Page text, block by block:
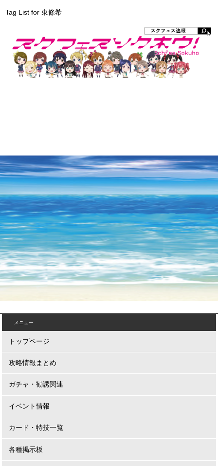
Tag List for 東條希
メニュー
トップページ
攻略情報まとめ
ガチャ・勧誘関連
イベント情報
カード・特技一覧
各種掲示板